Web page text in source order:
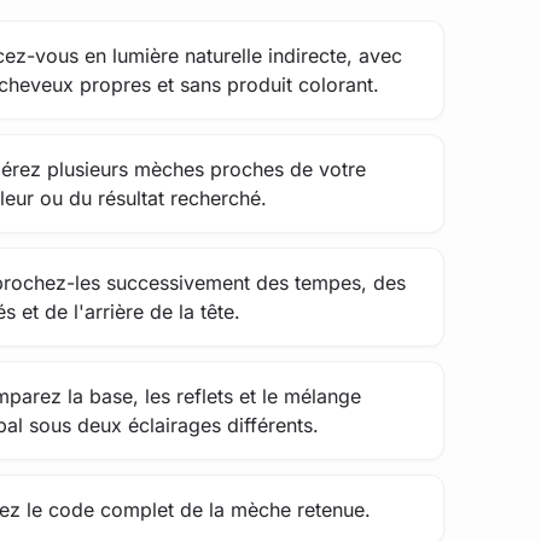
vous en lumière naturelle indirecte, avec
propres et sans produit colorant.
plusieurs mèches proches de votre
ou du résultat recherché.
les successivement des tempes, des
et de l'arrière de la tête.
la base, les reflets et le mélange
sous deux éclairages différents.
le code complet de la mèche retenue.